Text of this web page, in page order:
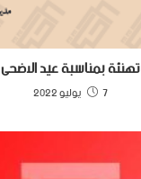
تهنئة بمناسبة عيد الاضحى
7 يوليو 2022